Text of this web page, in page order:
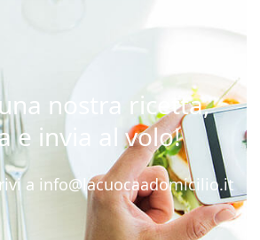
nostra ricetta,
e invia al volo!
a info@lacuocaadomicilio.it